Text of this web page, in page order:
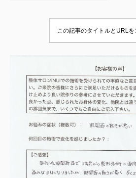
この記事のタイトルとURLを